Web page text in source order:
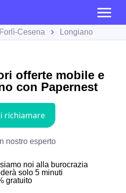
Forlì-Cesena Longiano